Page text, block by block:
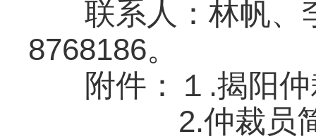
联系人：林帆、
8768186。
附件：１.揭阳
2.仲裁员